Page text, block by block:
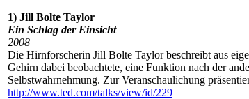
1) Jill Bolte Taylor
Ein Schlag der Einsicht
2008
Die Hirnforscherin Jill Bolte Taylor beschreibt aus
Gehirn dabei beobachtete, eine Funktion nach der
Selbstwahrnehmung. Zur Veranschaulichung
http://www.ted.com/talks/view/id/229